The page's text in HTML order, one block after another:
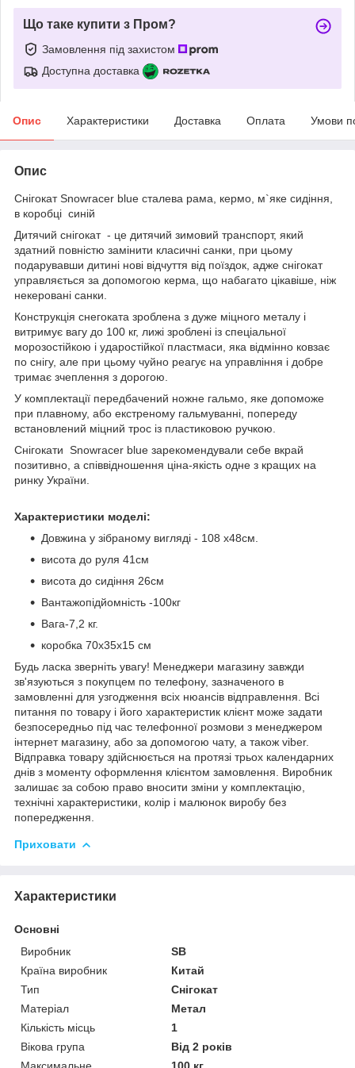
Що таке купити з Пром?
Замовлення під захистом
Доступна доставка
Опис Характеристики Доставка Оплата Умови
Опис
Снігокат Snowracer blue сталева рама, кермо, м`яке сидіння,
в коробці синій
Дитячий снігокат - це дитячий зимовий транспорт, який
здатний повністю замінити класичні санки, при цьому
подарувавши дитині нові відчуття від поїздок, адже снігокат
управляється за допомогою керма, що набагато цікавіше, ніж
некеровані санки.
Конструкція снегоката зроблена з дуже міцного металу і
витримує вагу до 100 кг, лижі зроблені із спеціальної
морозостійкою і ударостійкої пластмаси, яка відмінно ковзає
по снігу, але при цьому чуйно реагує на управління і добре
тримає зчеплення з дорогою.
У комплектації передбачений ножне гальмо, яке допоможе
при плавному, або екстреному гальмуванні, попереду
встановлений міцний трос із пластиковою ручкою.
Снігокати Snowracer blue зарекомендували себе вкрай
позитивно, а співвідношення ціна-якість одне з кращих на
ринку України.
Характеристики моделі:
Довжина у зібраному вигляді - 108 х48см.
висота до руля 41см
висота до сидіння 26см
Вантажопідйомність -100кг
Вага-7,2 кг.
коробка 70х35х15 см
Будь ласка зверніть увагу! Менеджери магазину завжди
зв'язуються з покупцем по телефону, зазначеного в
замовленні для узгодження всіх нюансів відправлення. Всі
питання по товару і його характеристик клієнт може задати
безпосередньо під час телефонної розмови з менеджером
інтернет магазину, або за допомогою чату, а також viber.
Відправка товару здійснюється на протязі трьох календарних
днів з моменту оформлення клієнтом замовлення. Виробник
залишає за собою право вносити зміни у комплектацію,
технічні характеристики, колір і малюнок виробу без
попередження.
Приховати
Характеристики
Основні
Виробник
SB
Країна виробник
Китай
Тип
Снігокат
Матеріал
Метал
Кількість місць
1
Вікова група
Від 2 років
Максимальне
100 кг